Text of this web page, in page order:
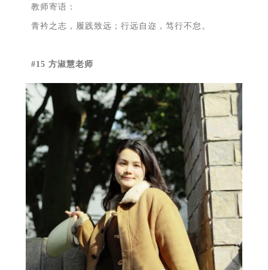
教师寄语：
青衿之志，履践致远；行远自迩，笃行不怠。
#15 方淑慧老师